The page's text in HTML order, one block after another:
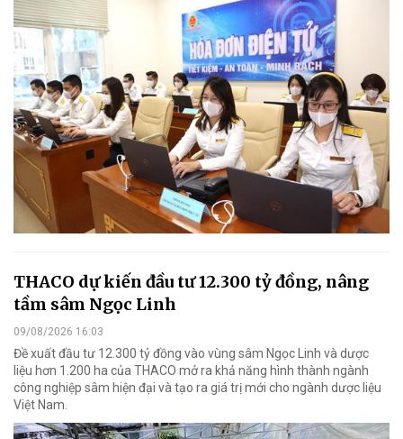
THACO dự kiến đầu tư 12.300 tỷ đồng, nâng
tầm sâm Ngọc Linh
09/08/2026 16:03
Đề xuất đầu tư 12.300 tỷ đồng vào vùng sâm Ngọc Linh và dược
liệu hơn 1.200 ha của THACO mở ra khả năng hình thành ngành
công nghiệp sâm hiện đại và tạo ra giá trị mới cho ngành dược liệu
Việt Nam.